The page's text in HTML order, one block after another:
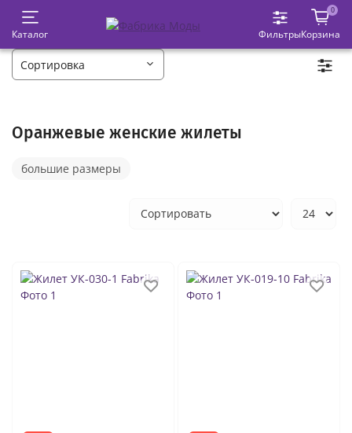
Каталог Фильтры
0
Корзина
Оранжевые женские жилеты
большие размеры